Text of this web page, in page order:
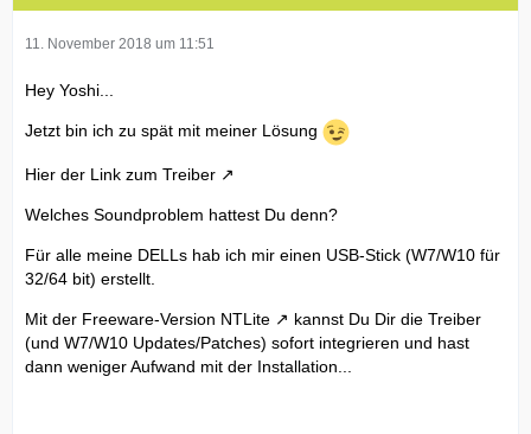
11. November 2018 um 11:51
Hey Yoshi...
Jetzt bin ich zu spät mit meiner Lösung
Hier der Link zum Treiber
Welches Soundproblem hattest Du denn?
Für alle meine DELLs hab ich mir einen USB-Stick (W7/W10 für
32/64 bit) erstellt.
Mit der Freeware-Version NTLite
kannst Du Dir die Treiber
(und W7/W10 Updates/Patches) sofort integrieren und hast
dann weniger Aufwand mit der Installation...